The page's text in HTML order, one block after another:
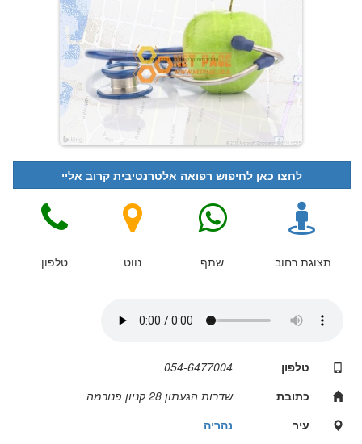
לחצו כאן לחיפוש רפואה אלטרנטיבית קרוב אליי
תצוגת רחוב שתף נווט טלפון
טלפון
054-6477004
כתובת
שדרות הגעתון 28 קניון פנורמה
עיר
נהריה